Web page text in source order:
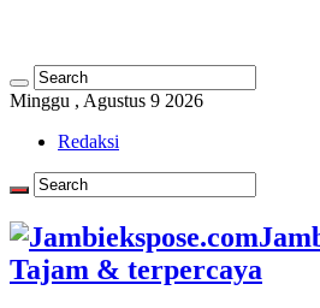
Minggu , Agustus 9 2026
Redaksi
Tajam & terpercaya